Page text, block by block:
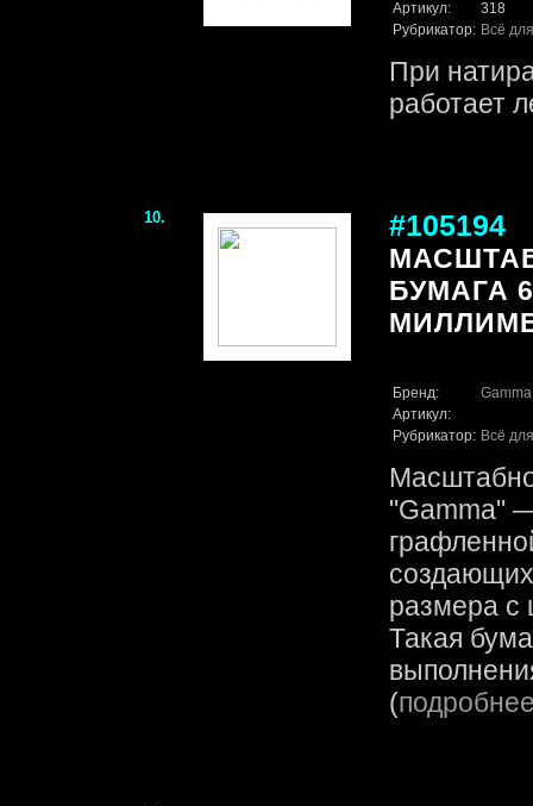
Артикул:
318
Рубрикатор: Всё
При
работает
10. #105194
БУМАГА
Бренд:
Gamma
Артикул:
Рубрикатор: Всё
"Gamma"
размера с
Такая
(